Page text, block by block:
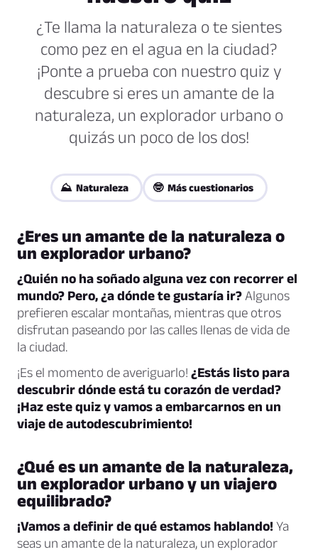
¿Te llama la naturaleza o te sientes
como pez en el agua en la ciudad?
¡Ponte a prueba con nuestro quiz y
descubre si eres un amante de la
naturaleza, un explorador urbano o
quizás un poco de los dos!
⛰️ Naturaleza 🤓 Más cuestionarios
¿Eres un amante de la naturaleza o
un explorador urbano?
¿Quién no ha soñado alguna vez con recorrer el
mundo? Pero, ¿a dónde te gustaría ir?Algunos
prefieren escalar montañas, mientras que otros
disfrutan paseando por las calles llenas de vida de
la ciudad.
¡Es el momento de averiguarlo! ¿Estás listo para
descubrir dónde está tu corazón de verdad?
¡Haz este quiz y vamos a embarcarnos en un
viaje de autodescubrimiento!
¿Qué es un amante de la naturaleza,
un explorador urbano y un viajero
equilibrado?
¡Vamos a definir de qué estamos hablando! Ya
seas un amante de la naturaleza, un explorador